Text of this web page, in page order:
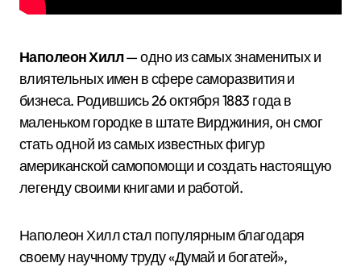
Наполеон Хилл— одно из самых знаменитых и
влиятельных имен в сфере саморазвития и
бизнеса. Родившись 26 октября 1883 года в
маленьком городке в штате Вирджиния, он смог
стать одной из самых известных фигур
американской самопомощи и создать настоящую
легенду своими книгами и работой.
Наполеон Хилл стал популярным благодаря
своему научному труду «Думай и богатей»,